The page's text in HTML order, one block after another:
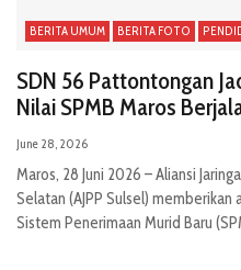
BERITA UMUM BERITA FOTO
SDN 56 Pattontongan
Nilai SPMB Maros
June 28, 2026
Maros, 28 Juni 2026 – Aliansi
Selatan (AJPP Sulsel)
Sistem Penerimaan Murid Baru